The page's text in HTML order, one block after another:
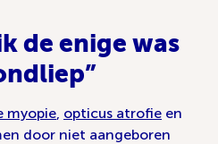
de enige was
myopie, opticus atrofie en
door niet aangeboren